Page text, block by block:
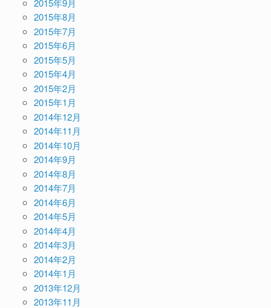
2015年9月
2015年8月
2015年7月
2015年6月
2015年5月
2015年4月
2015年2月
2015年1月
2014年12月
2014年11月
2014年10月
2014年9月
2014年8月
2014年7月
2014年6月
2014年5月
2014年4月
2014年3月
2014年2月
2014年1月
2013年12月
2013年11月